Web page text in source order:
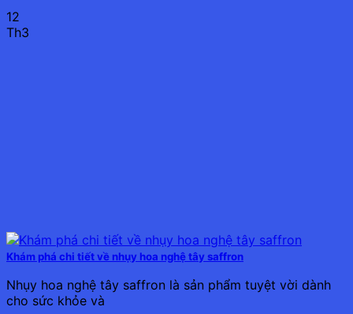
12
Th3
Khám phá chi tiết về nhụy hoa nghệ tây saffron
Nhụy hoa nghệ tây saffron là sản phẩm tuyệt vời dành
cho sức khỏe và